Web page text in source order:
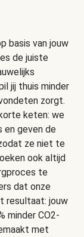
basis van jouw
de juiste
jij thuis minder
zorgt.
keten: we
en geven de
ze niet te
ook altijd
te
dat onze
resultaat: jouw
minder CO2-
met